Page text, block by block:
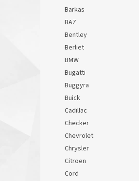
Barkas
BAZ
Bentley
Berliet
BMW
Bugatti
Buggyra
Buick
Cadillac
Checker
Chevrolet
Chrysler
Citroen
Cord